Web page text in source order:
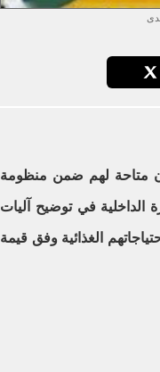
متاحة لهم ضمن منظومة
الداخلية في توضيح آليات
الغذائية وفق قيمة